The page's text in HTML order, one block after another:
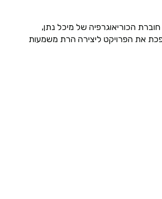
חוברת הכוריאוגרפיה של מיכל נתן,
את הפרויקט ליצירה הרת משמעות